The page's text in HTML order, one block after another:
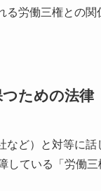
る労働三権との関
ための法律
など）と対等に話
している「労働